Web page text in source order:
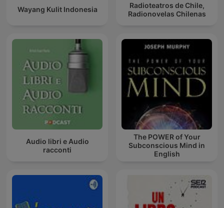
Wayang Kulit Indonesia
Radioteatros de Chile,
Radionovelas Chilenas
Audio libri e Audio
racconti
The POWER of Your
Subconscious Mind in
English